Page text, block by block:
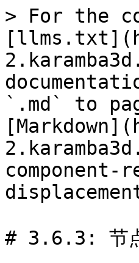
> For the
`.md` to
# 3.6.3: 节